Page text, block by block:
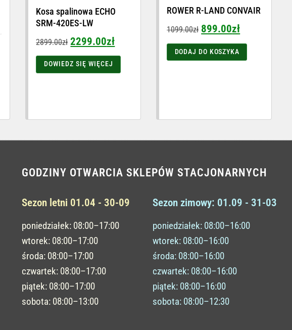
Kosa spalinowa ECHO
SRM-420ES-LW
2899.00zł 2299.00zł
DOWIEDZ SIĘ WIĘCEJ
ROWER R-LAND CONVAIR
1099.00zł 899.00zł
DODAJ DO KOSZYKA
GODZINY OTWARCIA SKLEPÓW STACJONARNYCH
Sezon letni 01.04 - 30-09
poniedziałek: 08:00–17:00
wtorek: 08:00–17:00
środa: 08:00–17:00
czwartek: 08:00–17:00
piątek: 08:00–17:00
sobota: 08:00–13:00
Sezon zimowy: 01.09 - 31-03
poniedziałek: 08:00–16:00
wtorek: 08:00–16:00
środa: 08:00–16:00
czwartek: 08:00–16:00
piątek: 08:00–16:00
sobota: 08:00–12:30